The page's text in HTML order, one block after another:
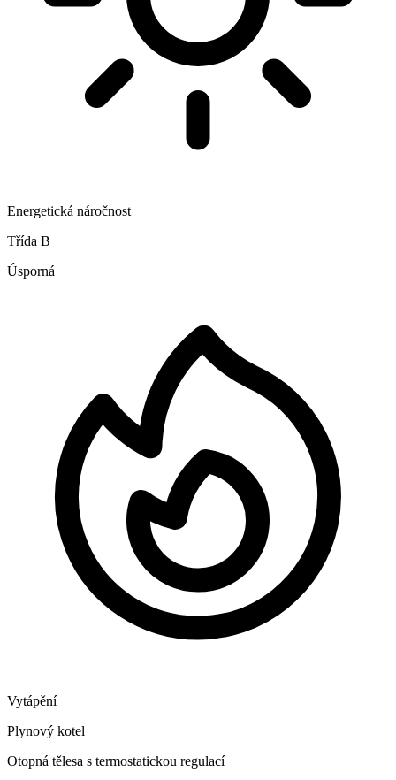
Energetická náročnost
Třída B
Úsporná
Vytápění
Plynový kotel
Otopná tělesa s termostatickou regulací